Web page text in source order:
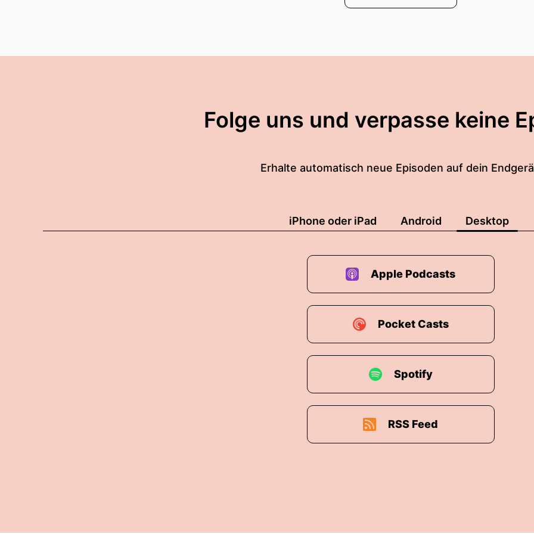
Folge uns und verpasse keine
Erhalte automatisch neue Episoden auf dein
iPhone oder iPad Android Desktop
Apple Podcasts
Pocket Casts
Spotify
RSS Feed